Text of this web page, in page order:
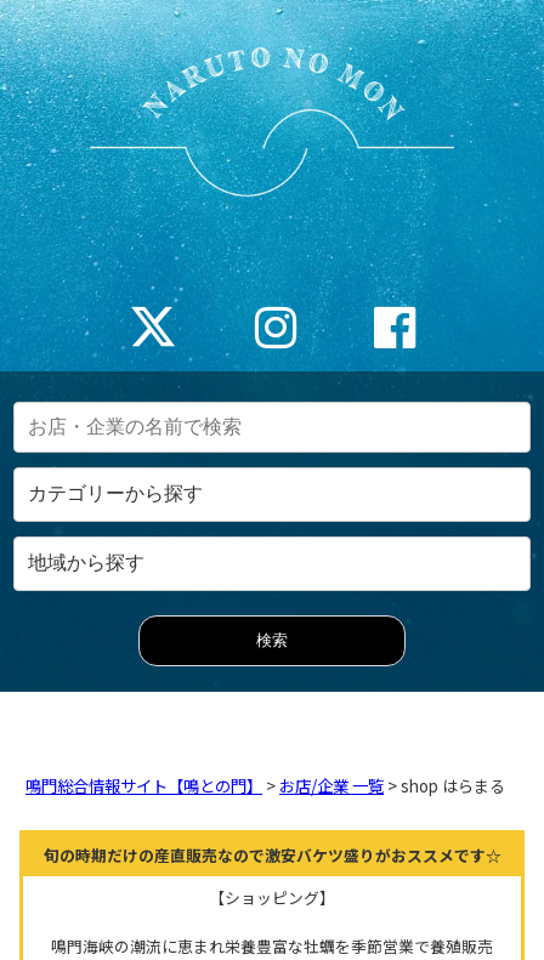
鳴門総合情報サイト【鳴との門】 > お店/企業 一覧 > shop はらまる
旬の時期だけの産直販売なので激安バケツ盛りがおススメです☆
【ショッピング】
鳴門海峡の潮流に恵まれ栄養豊富な牡蠣を季節営業で養殖販売